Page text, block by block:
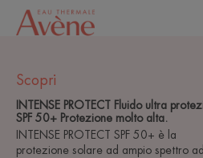
Scopri
INTENSE PROTECT Fluido ultra
SPF 50+ Protezione molto alta.
INTENSE PROTECT SPF 50+ è la
protezione solare ad ampio spettro